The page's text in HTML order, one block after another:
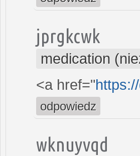
jprgkcwk
medication
<a href="
odpowiedz
wknuyvqd